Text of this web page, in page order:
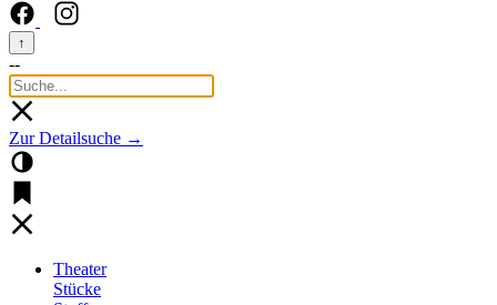
↑
--
Zur Detailsuche →
Theater
Stücke